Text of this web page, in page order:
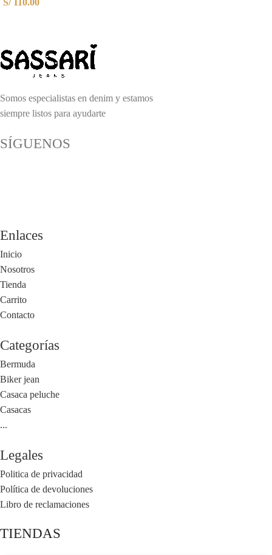
S/110.00
Somos especialistas en denim y estamos
siempre listos para ayudarte
SÍGUENOS
Enlaces
Inicio
Nosotros
Tienda
Carrito
Contacto
Categorías
Bermuda
Biker jean
Casaca peluche
Casacas
...
Legales
Politica de privacidad
Política de devoluciones
Libro de reclamaciones
TIENDAS